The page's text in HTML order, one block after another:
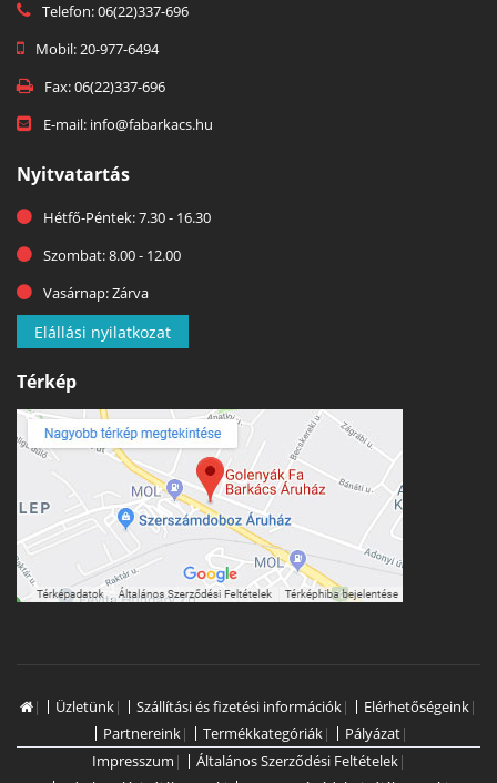
Telefon: 06(22)337-696
Mobil: 20-977-6494
Fax: 06(22)337-696
E-mail: info@fabarkacs.hu
Nyitvatartás
Hétfő-Péntek: 7.30 - 16.30
Szombat: 8.00 - 12.00
Vasárnap: Zárva
Elállási nyilatkozat
Térkép
| Üzletünk| Szállítási és fizetési információk| Elérhetőségeink|
Partnereink| Termékkategóriák| Pályázat|
Impresszum | Általános Szerződési Feltételek|